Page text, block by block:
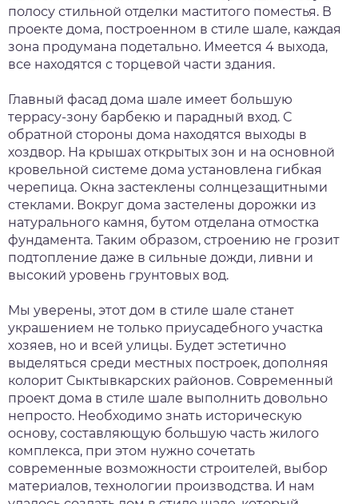
полосу стильной отделки маститого поместья. В
проекте дома, построенном в стиле шале, каждая
зона продумана подетально. Имеется 4 выхода,
все находятся с торцевой части здания.
Главный фасад дома шале имеет большую
террасу-зону барбекю и парадный вход. С
обратной стороны дома находятся выходы в
хоздвор. На крышах открытых зон и на основной
кровельной системе дома установлена гибкая
черепица. Окна застеклены солнцезащитными
стеклами. Вокруг дома застелены дорожки из
натурального камня, бутом отделана отмостка
фундамента. Таким образом, строению не грозит
подтопление даже в сильные дожди, ливни и
высокий уровень грунтовых вод.
Мы уверены, этот дом в стиле шале станет
украшением не только приусадебного участка
хозяев, но и всей улицы. Будет эстетично
выделяться среди местных построек, дополняя
колорит Сыктывкарских районов. Современный
проект дома в стиле шале выполнить довольно
непросто. Необходимо знать историческую
основу, составляющую большую часть жилого
комплекса, при этом нужно сочетать
современные возможности строителей, выбор
материалов, технологии производства. И нам